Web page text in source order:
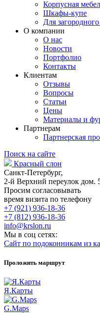
Корпусная
Шкафы-купе
Для
О компании
О нас
Новости
Портфолио
Контакты
Клиентам
Отзывы
Вопросы
Статьи
Цены
Материалы и
Партнерам
Партнерская
Поиск на сайте
Красный слон
Санкт-Петербург,
2-й Верхний переулок дом.
Просим согласовывать
время визита по телефону
+7 (921) 936-18-36
+7 (812) 936-18-36
info@krslon.ru
Мы в соц сетях:
Сайт по подоконникам из
Проложить маршрут
Я.Карты
G.Maps